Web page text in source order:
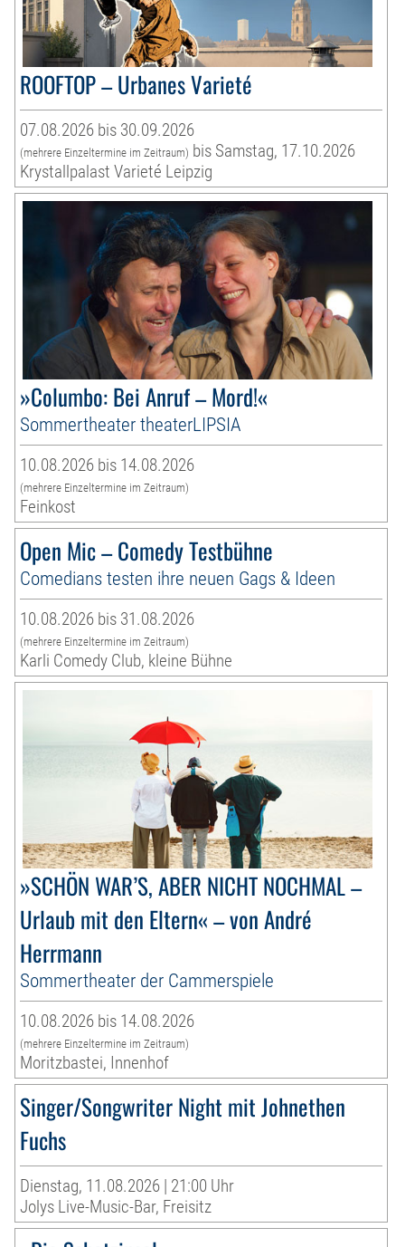
ROOFTOP – Urbanes Varieté
07.08.2026 bis 30.09.2026
(mehrere Einzeltermine im Zeitraum) bis Samstag, 17.10.2026
Krystallpalast Varieté Leipzig
»Columbo: Bei Anruf – Mord!«
Sommertheater theaterLIPSIA
10.08.2026 bis 14.08.2026
(mehrere Einzeltermine im Zeitraum)
Feinkost
Open Mic – Comedy Testbühne
Comedians testen ihre neuen Gags & Ideen
10.08.2026 bis 31.08.2026
(mehrere Einzeltermine im Zeitraum)
Karli Comedy Club, kleine Bühne
»SCHÖN WAR’S, ABER NICHT NOCHMAL –
Urlaub mit den Eltern« – von André
Herrmann
Sommertheater der Cammerspiele
10.08.2026 bis 14.08.2026
(mehrere Einzeltermine im Zeitraum)
Moritzbastei, Innenhof
Singer/Songwriter Night mit Johnethen
Fuchs
Dienstag, 11.08.2026 | 21:00 Uhr
Jolys Live-Music-Bar, Freisitz